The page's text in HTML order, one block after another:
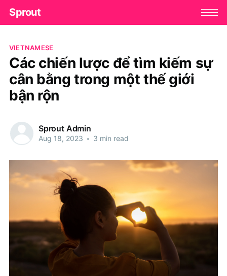
Sprout
VIETNAMESE
Các chiến lược để tìm kiếm sự
cân bằng trong một thế giới
bận rộn
Sprout Admin
Aug 18, 2023 • 3 min read